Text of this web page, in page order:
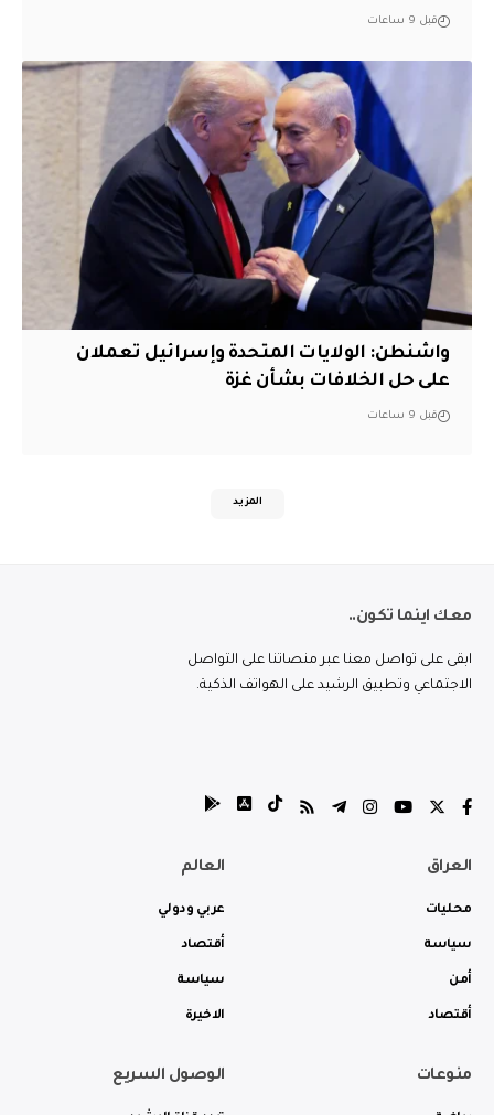
قبل 9 ساعات
واشنطن: الولايات المتحدة وإسرائيل تعملان
على حل الخلافات بشأن غزة
قبل 9 ساعات
المزيد
معك اينما تكون..
ابقى على تواصل معنا عبر منصاتنا على التواصل
الاجتماعي وتطبيق الرشيد على الهواتف الذكية.
العراق
محليات
سياسة
أمن
أقتصاد
العالم
عربي ودولي
أقتصاد
سياسة
الاخيرة
منوعات الوصول السريع